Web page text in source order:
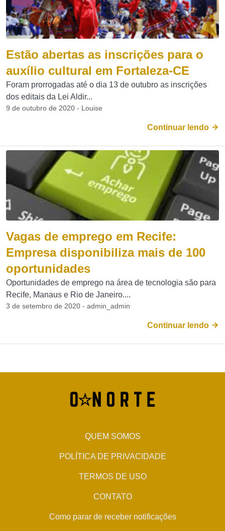
Estão abertas as inscrições para o
auxílio cultural em Fortaleza-CE
Foram prorrogadas até o dia 13 de outubro as inscrições
dos editais da Lei Aldir...
9 de outubro de 2020 - Louise
Continuar lendo
Vagas de emprego em Recife:
Empresa disponibiliza mais de 100
oportunidades
Oportunidades de emprego na área de tecnologia são para
Recife, Manaus e Rio de Janeiro....
3 de setembro de 2020 - admin_admin
Continuar lendo
QUEM SOMOS
POLÍTICA DE PRIVACIDADE
TERMOS DE USO
CONTATO
Como parar de receber notificações